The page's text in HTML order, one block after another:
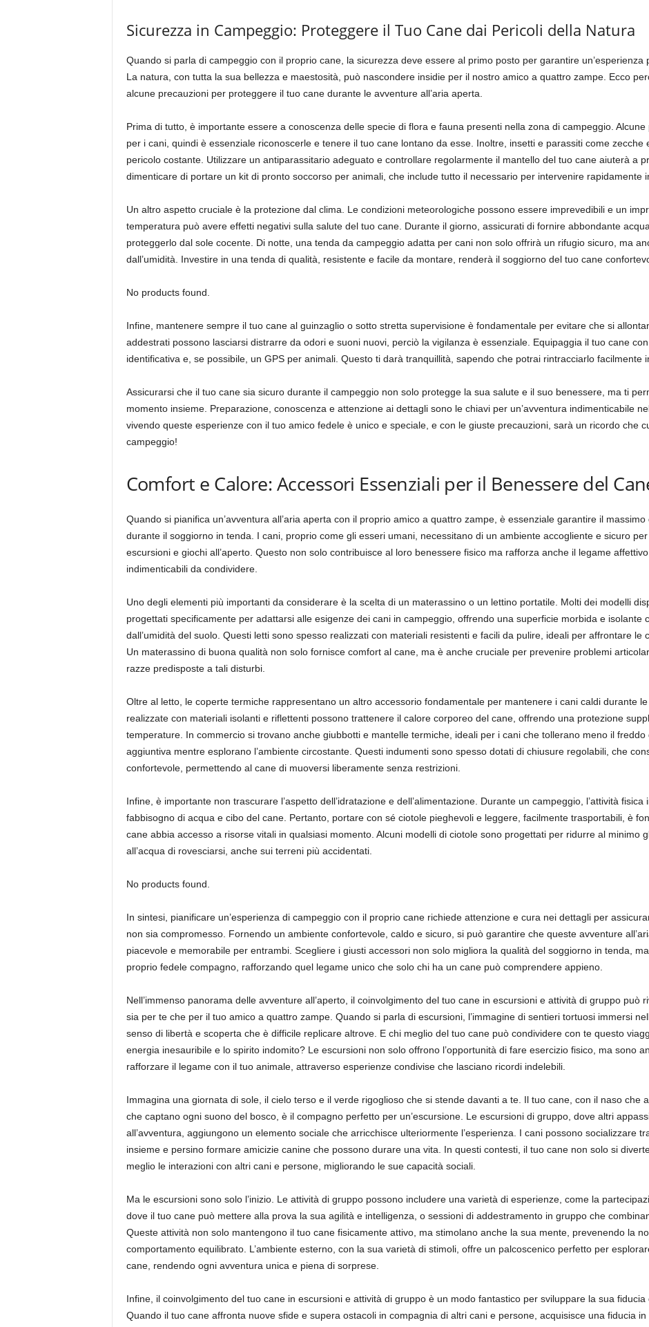
Sicurezza in Campeggio: Proteggere il Tuo Cane dai Pericoli della Natura
Quando si parla di campeggio con il proprio cane, la sicurezza deve essere al primo posto per garantire un’esperienza
La natura, con tutta la sua bellezza e maestosità, può nascondere insidie per il nostro amico a quattro zampe. Ecco
alcune precauzioni per proteggere il tuo cane durante le avventure all’aria aperta.
Prima di tutto, è importante essere a conoscenza delle specie di flora e fauna presenti nella zona di campeggio.
per i cani, quindi è essenziale riconoscerle e tenere il tuo cane lontano da esse. Inoltre, insetti e parassiti come zecche
pericolo costante. Utilizzare un antiparassitario adeguato e controllare regolarmente il mantello del tuo cane aiuterà a
dimenticare di portare un kit di pronto soccorso per animali, che include tutto il necessario per intervenire rapidamente
Un altro aspetto cruciale è la protezione dal clima. Le condizioni meteorologiche possono essere imprevedibili e un
temperatura può avere effetti negativi sulla salute del tuo cane. Durante il giorno, assicurati di fornire abbondante
proteggerlo dal sole cocente. Di notte, una tenda da campeggio adatta per cani non solo offrirà un rifugio sicuro, ma
dall’umidità. Investire in una tenda di qualità, resistente e facile da montare, renderà il soggiorno del tuo cane
No products found.
Infine, mantenere sempre il tuo cane al guinzaglio o sotto stretta supervisione è fondamentale per evitare che si
addestrati possono lasciarsi distrarre da odori e suoni nuovi, perciò la vigilanza è essenziale. Equipaggia il tuo cane
identificativa e, se possibile, un GPS per animali. Questo ti darà tranquillità, sapendo che potrai rintracciarlo facilmente
Assicurarsi che il tuo cane sia sicuro durante il campeggio non solo protegge la sua salute e il suo benessere, ma ti
momento insieme. Preparazione, conoscenza e attenzione ai dettagli sono le chiavi per un’avventura indimenticabile
vivendo queste esperienze con il tuo amico fedele è unico e speciale, e con le giuste precauzioni, sarà un ricordo che
campeggio!
Comfort e Calore: Accessori Essenziali per il Benessere del
Quando si pianifica un’avventura all’aria aperta con il proprio amico a quattro zampe, è essenziale garantire il
durante il soggiorno in tenda. I cani, proprio come gli esseri umani, necessitano di un ambiente accogliente e sicuro
escursioni e giochi all’aperto. Questo non solo contribuisce al loro benessere fisico ma rafforza anche il legame
indimenticabili da condividere.
Uno degli elementi più importanti da considerare è la scelta di un materassino o un lettino portatile. Molti dei modelli
progettati specificamente per adattarsi alle esigenze dei cani in campeggio, offrendo una superficie morbida e isolante
dall’umidità del suolo. Questi letti sono spesso realizzati con materiali resistenti e facili da pulire, ideali per affrontare le
Un materassino di buona qualità non solo fornisce comfort al cane, ma è anche cruciale per prevenire problemi
razze predisposte a tali disturbi.
Oltre al letto, le coperte termiche rappresentano un altro accessorio fondamentale per mantenere i cani caldi durante
realizzate con materiali isolanti e riflettenti possono trattenere il calore corporeo del cane, offrendo una protezione
temperature. In commercio si trovano anche giubbotti e mantelle termiche, ideali per i cani che tollerano meno il
aggiuntiva mentre esplorano l’ambiente circostante. Questi indumenti sono spesso dotati di chiusure regolabili, che
confortevole, permettendo al cane di muoversi liberamente senza restrizioni.
Infine, è importante non trascurare l’aspetto dell’idratazione e dell’alimentazione. Durante un campeggio, l’attività
fabbisogno di acqua e cibo del cane. Pertanto, portare con sé ciotole pieghevoli e leggere, facilmente trasportabili, è
cane abbia accesso a risorse vitali in qualsiasi momento. Alcuni modelli di ciotole sono progettati per ridurre al minimo
all’acqua di rovesciarsi, anche sui terreni più accidentati.
No products found.
In sintesi, pianificare un’esperienza di campeggio con il proprio cane richiede attenzione e cura nei dettagli per
non sia compromesso. Fornendo un ambiente confortevole, caldo e sicuro, si può garantire che queste avventure
piacevole e memorabile per entrambi. Scegliere i giusti accessori non solo migliora la qualità del soggiorno in tenda,
proprio fedele compagno, rafforzando quel legame unico che solo chi ha un cane può comprendere appieno.
Nell’immenso panorama delle avventure all’aperto, il coinvolgimento del tuo cane in escursioni e attività di gruppo può
sia per te che per il tuo amico a quattro zampe. Quando si parla di escursioni, l’immagine di sentieri tortuosi immersi
senso di libertà e scoperta che è difficile replicare altrove. E chi meglio del tuo cane può condividere con te questo
energia inesauribile e lo spirito indomito? Le escursioni non solo offrono l’opportunità di fare esercizio fisico, ma sono
rafforzare il legame con il tuo animale, attraverso esperienze condivise che lasciano ricordi indelebili.
Immagina una giornata di sole, il cielo terso e il verde rigoglioso che si stende davanti a te. Il tuo cane, con il naso che
che captano ogni suono del bosco, è il compagno perfetto per un’escursione. Le escursioni di gruppo, dove altri
all’avventura, aggiungono un elemento sociale che arricchisce ulteriormente l’esperienza. I cani possono socializzare
insieme e persino formare amicizie canine che possono durare una vita. In questi contesti, il tuo cane non solo si
meglio le interazioni con altri cani e persone, migliorando le sue capacità sociali.
Ma le escursioni sono solo l’inizio. Le attività di gruppo possono includere una varietà di esperienze, come la
dove il tuo cane può mettere alla prova la sua agilità e intelligenza, o sessioni di addestramento in gruppo che
Queste attività non solo mantengono il tuo cane fisicamente attivo, ma stimolano anche la sua mente, prevenendo la
comportamento equilibrato. L’ambiente esterno, con la sua varietà di stimoli, offre un palcoscenico perfetto per
cane, rendendo ogni avventura unica e piena di sorprese.
Infine, il coinvolgimento del tuo cane in escursioni e attività di gruppo è un modo fantastico per sviluppare la sua fiducia
Quando il tuo cane affronta nuove sfide e supera ostacoli in compagnia di altri cani e persone, acquisisce una fiducia